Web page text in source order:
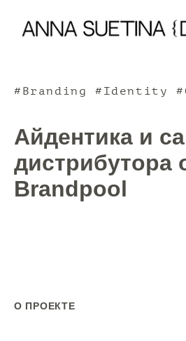
#Branding #Identity
Айдентика и
дистрибутора
Brandpool
О ПРОЕКТЕ